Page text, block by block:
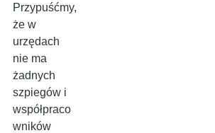
Przypuśćmy,
że w
urzędach
nie ma
żadnych
szpiegów i
współpraco
wników